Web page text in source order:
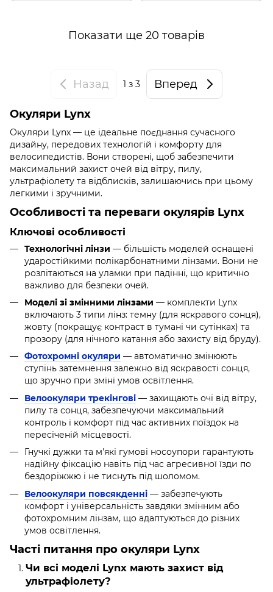
Показати ще 20 товарів
Назад 1 з 3 Вперед
Окуляри Lynx
Окуляри Lynx — це ідеальне поєднання сучасного
дизайну, передових технологій і комфорту для
велосипедистів. Вони створені, щоб забезпечити
максимальний захист очей від вітру, пилу,
ультрафіолету та відблисків, залишаючись при цьому
легкими і зручними.
Особливості та переваги окулярів Lynx
Ключові особливості
Технологічні лінзи — більшість моделей оснащені
ударостійкими полікарбонатними лінзами. Вони не
розлітаються на уламки при падінні, що критично
важливо для безпеки очей.
Моделі зі змінними лінзами — комплекти Lynx
включають 3 типи лінз: темну (для яскравого сонця),
жовту (покращує контраст в тумані чи сутінках) та
прозору (для нічного катання або захисту від бруду).
Фотохромні окуляри — автоматично змінюють
ступінь затемнення залежно від яскравості сонця,
що зручно при зміні умов освітлення.
Велоокуляри трекінгові — захищають очі від вітру,
пилу та сонця, забезпечуючи максимальний
контроль і комфорт під час активних поїздок на
пересіченій місцевості.
Гнучкі дужки та м'які гумові носоупори гарантують
надійну фіксацію навіть під час агресивної їзди по
бездоріжжю і не тиснуть під шоломом.
Велоокуляри повсякденні — забезпечують
комфорт і універсальність завдяки змінним або
фотохромним лінзам, що адаптуються до різних
умов освітлення.
Часті питання про окуляри Lynx
Чи всі моделі Lynx мають захист від
ультрафіолету?